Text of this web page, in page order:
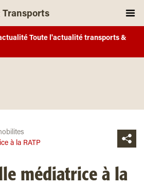
Transports
Toute l'actualité transports &
à la RATP
médiatrice à la